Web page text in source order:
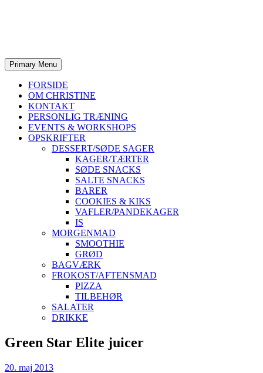
Primary Menu
FORSIDE
OM CHRISTINE
KONTAKT
PERSONLIG TRÆNING
EVENTS & WORKSHOPS
OPSKRIFTER
DESSERT/SØDE SAGER
KAGER/TÆRTER
SØDE SNACKS
SALTE SNACKS
BARER
COOKIES & KIKS
VAFLER/PANDEKAGER
IS
MORGENMAD
SMOOTHIE
GRØD
BAGVÆRK
FROKOST/AFTENSMAD
PIZZA
TILBEHØR
SALATER
DRIKKE
Skip
to
Green Star Elite juicer
20. maj 2013